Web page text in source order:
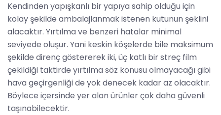
Kendinden yapışkanlı bir yapıya sahip olduğu için
kolay şekilde ambalajlanmak istenen kutunun şeklini
alacaktır. Yırtılma ve benzeri hatalar minimal
seviyede oluşur. Yani keskin köşelerde bile maksimum
şekilde direnç göstererek iki, üç katlı bir streç film
çekildiği taktirde yırtılma söz konusu olmayacağı gibi
hava geçirgenliği de yok denecek kadar az olacaktır.
Böylece içersinde yer alan ürünler çok daha güvenli
taşınabilecektir.